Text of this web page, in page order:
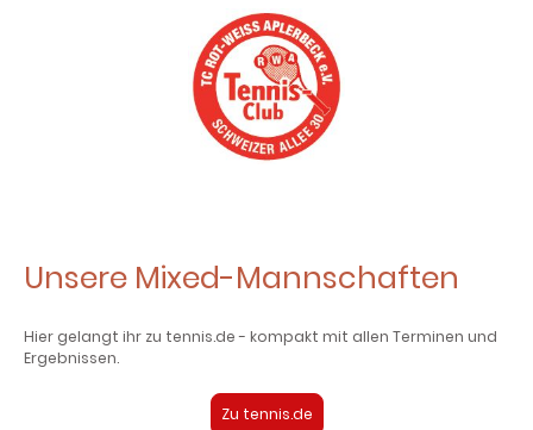
Unsere Mixed-Mannschaften
Hier gelangt ihr zu tennis.de - kompakt mit allen Terminen und
Ergebnissen.
Zu tennis.de